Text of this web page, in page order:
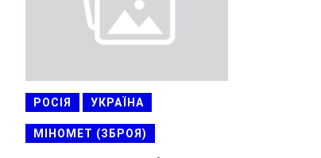
РОСІЯ УКРАЇНА
МІНОМЕТ (ЗБРОЯ)